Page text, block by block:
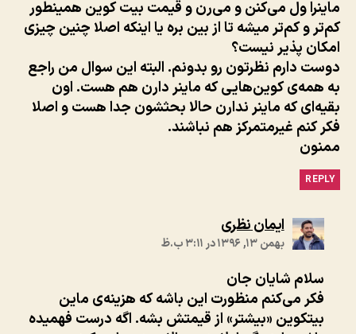
ماینرا ول می‌کنن و می‌رن و قیمت بیت کوین همینطور
کم‌تر و کم‌تر میشه تا از بین بره یا اینکه اصلا چنین چیزی
امکان پذیر نیست؟
دوست دارم نظرتون رو بدونم. البته این سوال من راجع
به همه‌ی کوین‌هایی که ماینر دارن هم هست. اون
بقیه‌ای که ماینر ندارن حالا بحثشون جدا هست و اصلا
فکر کنم غیرمتمرکز هم نباشند.
ممنون
REPLY
ایمان نظری
بهمن ۱۳, ۱۳۹۶ در ۳:۱۱ ب.ظ
سلام شایان جان
فکر می‌کنم منظورت این باشه که هزینه‌ی ماین
بیتکوین «بیشتر» از قیمتش بشه. اگه درست فهمیده